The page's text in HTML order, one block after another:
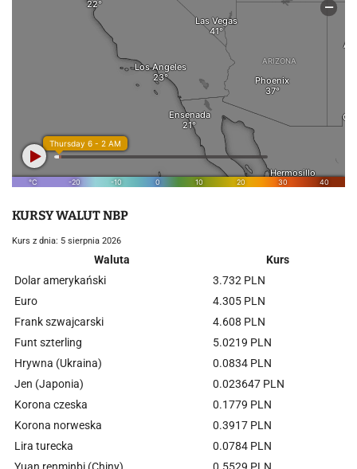
KURSY WALUT NBP
Kurs z dnia: 5 sierpnia 2026
Waluta
Kurs
Dolar amerykański
3.732 PLN
Euro
4.305 PLN
Frank szwajcarski
4.608 PLN
Funt szterling
5.0219 PLN
Hrywna (Ukraina)
0.0834 PLN
Jen (Japonia)
0.023647 PLN
Korona czeska
0.1779 PLN
Korona norweska
0.3917 PLN
Lira turecka
0.0784 PLN